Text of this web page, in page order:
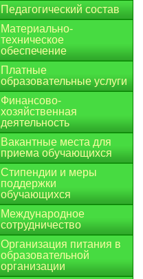
Педагогический состав
Материально-
техническое
обеспечение
Платные
образовательные услуги
Финансово-
хозяйственная
деятельность
Вакантные места для
приема обучающихся
Стипендии и меры
поддержки
обучающихся
Международное
сотрудничество
Организация питания в
образовательной
организации